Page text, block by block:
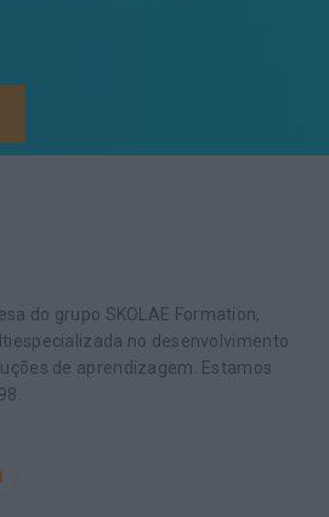
do grupo SKOLAE Formation,
no desenvolvimento
de aprendizagem. Estamos